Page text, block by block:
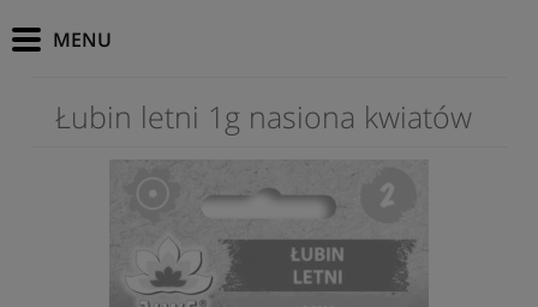
Łubin letni 1g nasiona kwiatów